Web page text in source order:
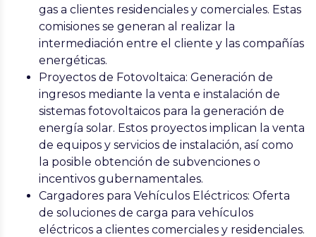
gas a clientes residenciales y comerciales. Estas
comisiones se generan al realizar la
intermediación entre el cliente y las compañías
energéticas.
Proyectos de Fotovoltaica: Generación de
ingresos mediante la venta e instalación de
sistemas fotovoltaicos para la generación de
energía solar. Estos proyectos implican la venta
de equipos y servicios de instalación, así como
la posible obtención de subvenciones o
incentivos gubernamentales.
Cargadores para Vehículos Eléctricos: Oferta
de soluciones de carga para vehículos
eléctricos a clientes comerciales y residenciales.